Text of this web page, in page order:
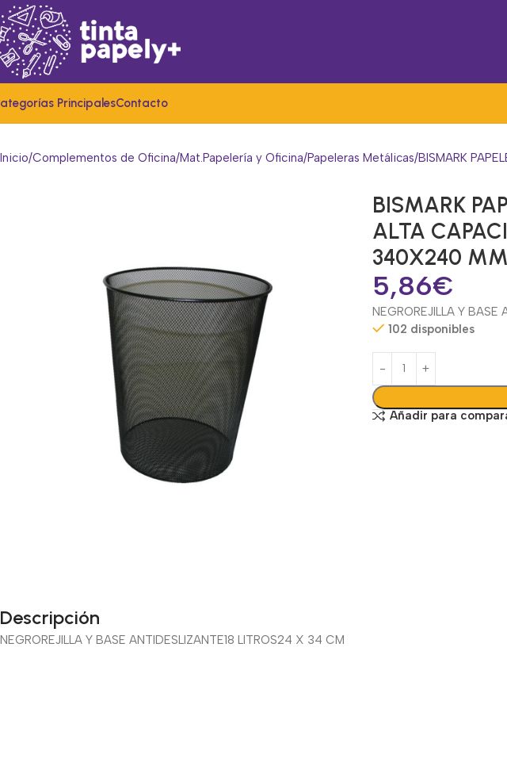
PrincipalesContacto
Inicio Complementos de Oficina Mat.Papelería y Oficina Papeleras Metálicas BISMARK
BISMARK
ALTA
340X240
5,86€
NEGROREJILLA Y BASE
102 disponibles
Añadir para
Descripción
NEGROREJILLA Y BASE ANTIDESLIZANTE18 LITROS24 X 34 CM